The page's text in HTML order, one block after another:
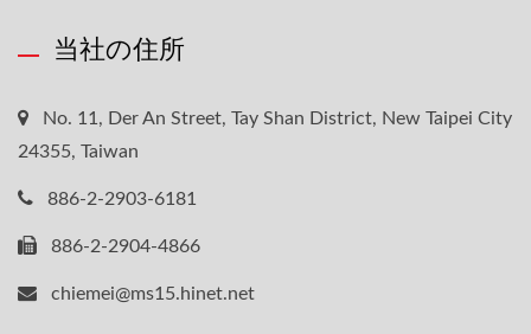
当社の住所
No. 11, Der An Street, Tay Shan District, New Taipei City
24355, Taiwan
886-2-2903-6181
886-2-2904-4866
chiemei@ms15.hinet.net